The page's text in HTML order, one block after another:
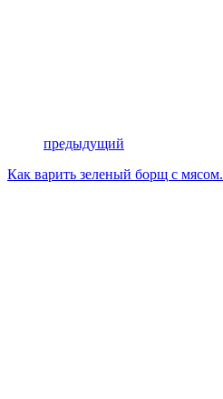
предыдущий
Как варить зеленый борщ с мясом.